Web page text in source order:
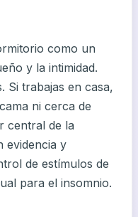
como un
y la intimidad.
Si trabajas en casa,
ni cerca de
central de la
evidencia y
de estímulos de
para el insomnio.